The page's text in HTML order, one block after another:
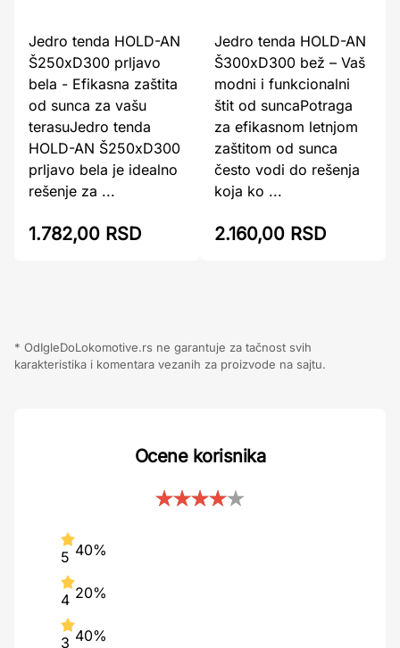
Jedro tenda HOLD-AN
Š250xD300 prljavo
bela - Efikasna zaštita
od sunca za vašu
terasuJedro tenda
HOLD-AN Š250xD300
prljavo bela je idealno
rešenje za ...
1.782,00 RSD
Jedro tenda HOLD-AN
Š300xD300 bež – Vaš
modni i funkcionalni
štit od suncaPotraga
za efikasnom letnjom
zaštitom od sunca
često vodi do rešenja
koja ko ...
2.160,00 RSD
* OdIgleDoLokomotive.rs ne garantuje za tačnost svih
karakteristika i komentara vezanih za proizvode na sajtu.
Ocene korisnika
5 40%
4 20%
3 40%